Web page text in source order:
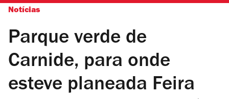
Notícias
Parque verde de
Carnide, para onde
esteve planeada Feira